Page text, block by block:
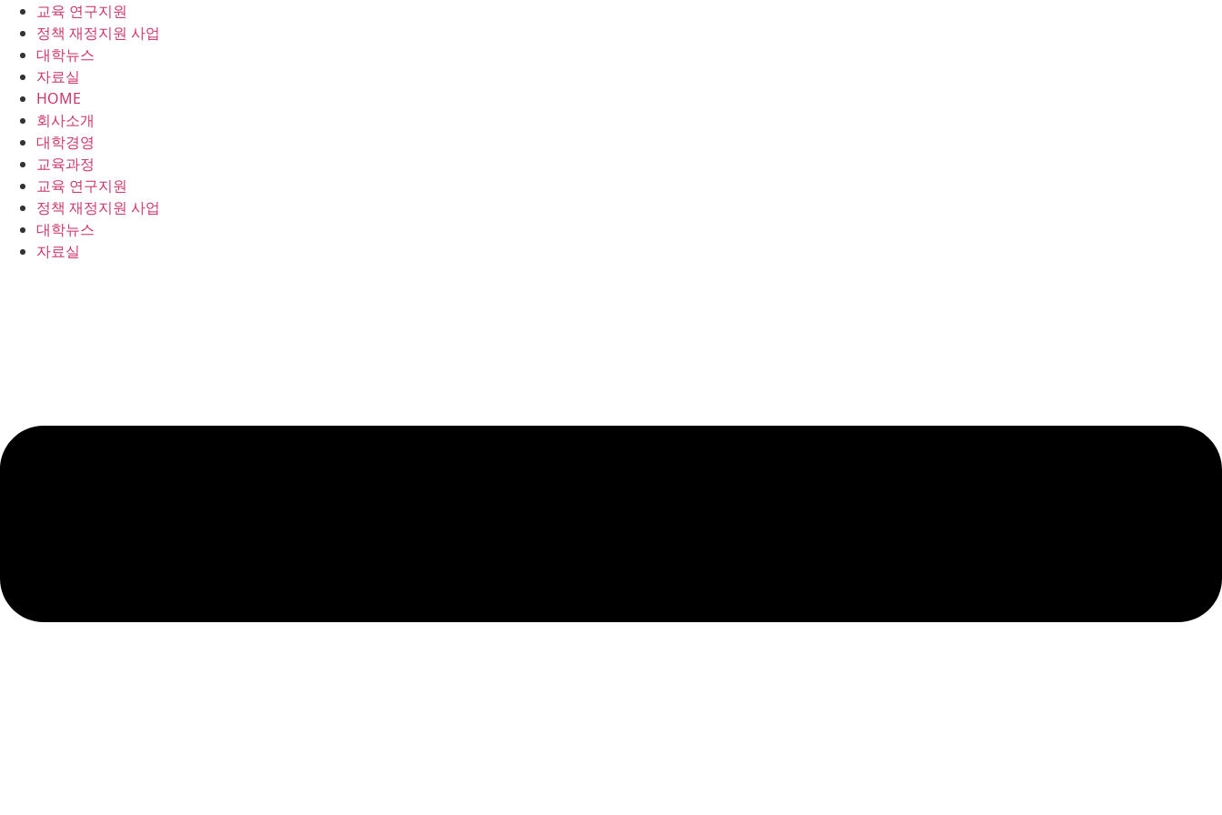
교육 연구지원
정책 재정지원 사업
대학뉴스
자료실
HOME
회사소개
대학경영
교육과정
교육 연구지원
정책 재정지원 사업
대학뉴스
자료실